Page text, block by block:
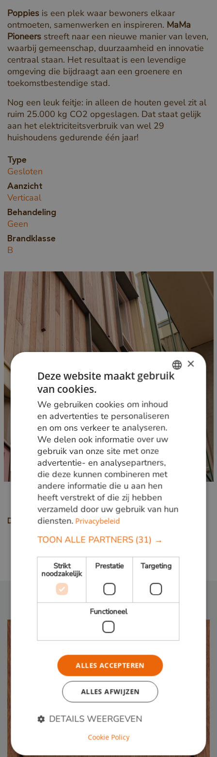
Poppies is een plek waar bewoners elkaar
ontmoeten, samenwerken en inspireren. MaMa
Pioneers streeft naar een nieuwe manier van leven,
waarbij gemeenschap, duurzaamheid en innovatie
centraal staan. Het resultaat is een levendige
omgeving die bijdraagt aan een groenere en
toekomstbestendige stad.
Nog een leuk feitje: in alleen de houten gevel zit al
ruim 25.000 kg CO2 opgeslagen. Dat staat gelijk
aan het elektriciteitsverbruik van wel 29
huishoudens gedurende één jaar!
Type
Gesloten
Aanzicht
Verticaal
Behandeling
Geen
Brandklasse
B
Deel deze pagina
Bekijk alle gevelprojecten
GERMAN
ENGLISH
×
Deze website maakt gebruik
van cookies.
We gebruiken cookies om inhoud
en advertenties te personaliseren
en om ons verkeer te analyseren.
We delen ook informatie over uw
gebruik van onze site met onze
advertentie- en analysepartners,
die deze kunnen combineren met
andere informatie die u aan hen
heeft verstrekt of die zij hebben
verzameld door uw gebruik van hun
diensten. Privacybeleid
TOON ALLE PARTNERS (31) →
Strikt
noodzakelijk
Prestatie Targeting
Functioneel
ALLES ACCEPTEREN
ALLES AFWIJZEN
DETAILS WEERGEVEN
Cookie Policy